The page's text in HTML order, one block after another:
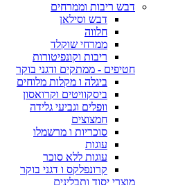
דבש ריבות וממרחים
דבש וסילאן
חלווה
ממרחי שוקלד
ריבות וקונפיטורות
חטיפים - ממתקים ודגני בוקר
ביגלה ו מקלות מלוחים
ביסקוויטים וקרואסון
וופלים וגביעי גלידה
חמצוצים
סוכריות ו מרשמלו
עוגות
עוגות ללא סוכר
קרונפלקס ו דגני בוקר
מוצרי יסוד ותבלינים